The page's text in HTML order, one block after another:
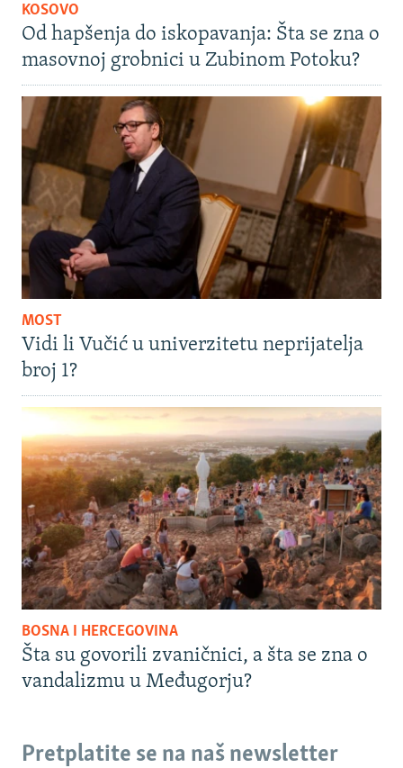
KOSOVO
Od hapšenja do iskopavanja: Šta se zna o
masovnoj grobnici u Zubinom Potoku?
MOST
Vidi li Vučić u univerzitetu neprijatelja
broj 1?
BOSNA I HERCEGOVINA
Šta su govorili zvaničnici, a šta se zna o
vandalizmu u Međugorju?
Pretplatite se na naš newsletter